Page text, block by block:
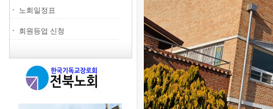
노회일정표
회원등업 신청